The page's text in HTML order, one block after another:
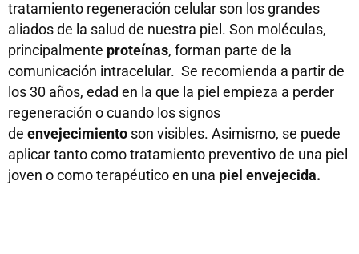
tratamiento regeneración celular son los grandes
aliados de la salud de nuestra piel. Son moléculas,
principalmente proteínas, forman parte de la
comunicación intracelular. Se recomienda a partir de
los 30 años, edad en la que la piel empieza a perder
regeneración o cuando los signos
de envejecimiento son visibles. Asimismo, se puede
aplicar tanto como tratamiento preventivo de una piel
joven o como terapéutico en una piel envejecida.